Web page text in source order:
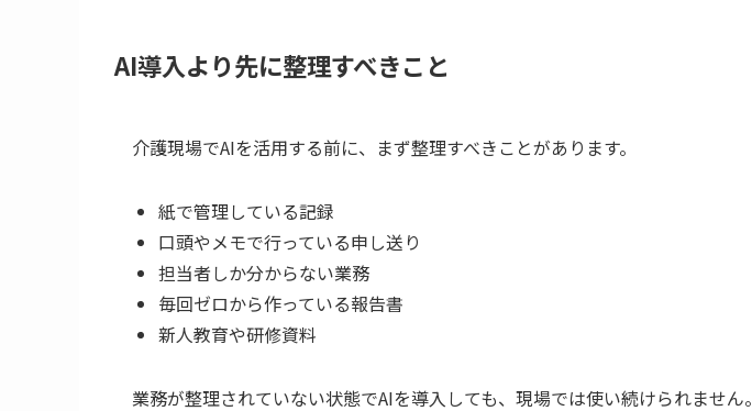
AI導入より先に整理すべきこと
介護現場でAIを活用する前に、まず整理すべきことがあります。
紙で管理している記録
口頭やメモで行っている申し送り
担当者しか分からない業務
毎回ゼロから作っている報告書
新人教育や研修資料
業務が整理されていない状態でAIを導入しても、現場では使い続けられません。